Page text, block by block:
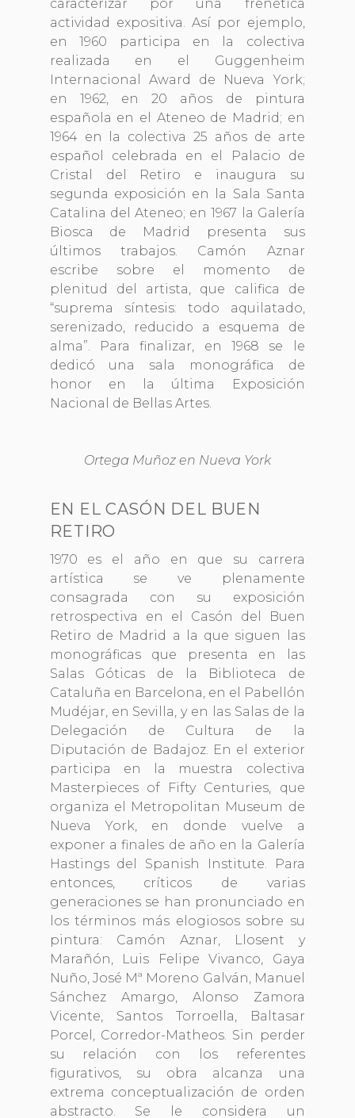
caracterizar por una frenética
actividad expositiva. Así por ejemplo,
en 1960 participa en la colectiva
realizada en el Guggenheim
Internacional Award de Nueva York;
en 1962, en 20 años de pintura
española en el Ateneo de Madrid; en
1964 en la colectiva 25 años de arte
español celebrada en el Palacio de
Cristal del Retiro e inaugura su
segunda exposición en la Sala Santa
Catalina del Ateneo; en 1967 la Galería
Biosca de Madrid presenta sus
últimos trabajos. Camón Aznar
escribe sobre el momento de
plenitud del artista, que califica de
“suprema síntesis: todo aquilatado,
serenizado, reducido a esquema de
alma”. Para finalizar, en 1968 se le
dedicó una sala monográfica de
honor en la última Exposición
Nacional de Bellas Artes.
Ortega Muñoz en Nueva York
EN EL CASÓN DEL BUEN
RETIRO
1970 es el año en que su carrera
artística se ve plenamente
consagrada con su exposición
retrospectiva en el Casón del Buen
Retiro de Madrid a la que siguen las
monográficas que presenta en las
Salas Góticas de la Biblioteca de
Cataluña en Barcelona, en el Pabellón
Mudéjar, en Sevilla, y en las Salas de la
Delegación de Cultura de la
Diputación de Badajoz. En el exterior
participa en la muestra colectiva
Masterpieces of Fifty Centuries, que
organiza el Metropolitan Museum de
Nueva York, en donde vuelve a
exponer a finales de año en la Galería
Hastings del Spanish Institute. Para
entonces, críticos de varias
generaciones se han pronunciado en
los términos más elogiosos sobre su
pintura: Camón Aznar, Llosent y
Marañón, Luis Felipe Vivanco, Gaya
Nuño, José Mª Moreno Galván, Manuel
Sánchez Amargo, Alonso Zamora
Vicente, Santos Torroella, Baltasar
Porcel, Corredor-Matheos. Sin perder
su relación con los referentes
figurativos, su obra alcanza una
extrema conceptualización de orden
abstracto. Se le considera un